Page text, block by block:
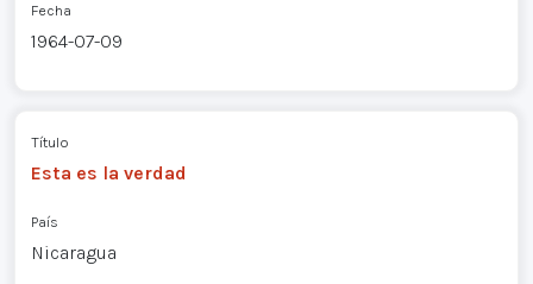
Fecha
1964-07-09
Título
Esta es la verdad
País
Nicaragua